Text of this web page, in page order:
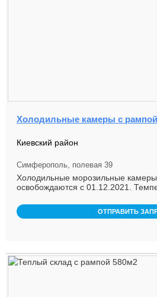
Холодильные камеры с рампой
Киевский район
Симферополь, полевая 39
Холодильные морозильные
освобождаются с 01.12.2021.
ОТПРАВИТЬ